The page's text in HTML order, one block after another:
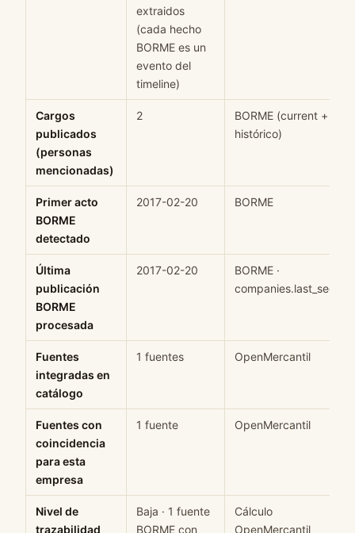
extraidos
(cada hecho
BORME es un
evento del
timeline)
Cargos
publicados
(personas
mencionadas)
2
BORME (current +
histórico)
Primer acto
BORME
detectado
2017-02-20 BORME
Última
publicación
BORME
procesada
2017-02-20
BORME ·
companies.last_seen
Fuentes
integradas en
catálogo
1 fuentes OpenMercantil
Fuentes con
coincidencia
para esta
empresa
1 fuente OpenMercantil
Nivel de
trazabilidad
Baja · 1 fuente
BORME con
Cálculo
OpenMercantil